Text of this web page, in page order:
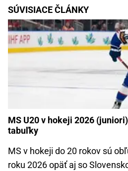
SÚVISIACE ČLÁNKY
MS U20 v hokeji 2026
tabuľky
MS v hokeji do 20 rokov sú
roku 2026 opäť aj so